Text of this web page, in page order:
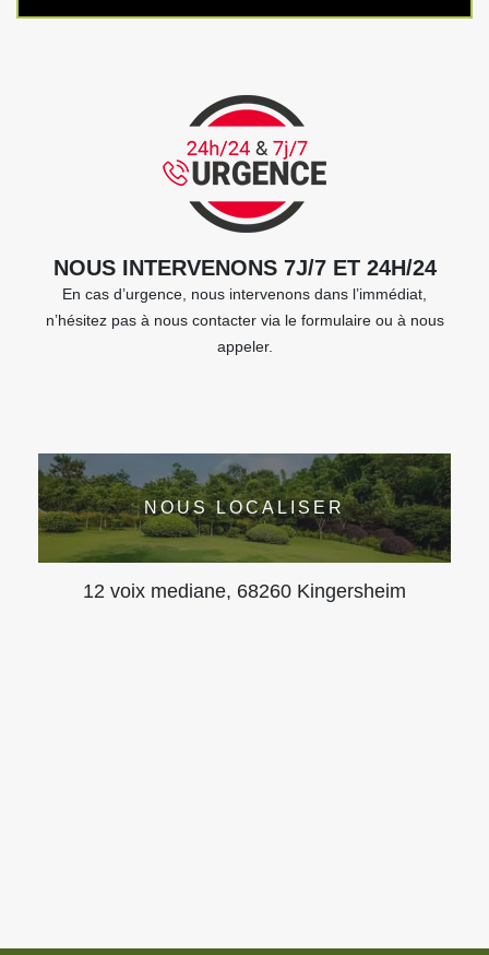
NOUS INTERVENONS 7J/7 ET 24H/24
En cas d’urgence, nous intervenons dans l’immédiat,
n’hésitez pas à nous contacter via le formulaire ou à nous
appeler.
NOUS LOCALISER
12 voix mediane, 68260 Kingersheim